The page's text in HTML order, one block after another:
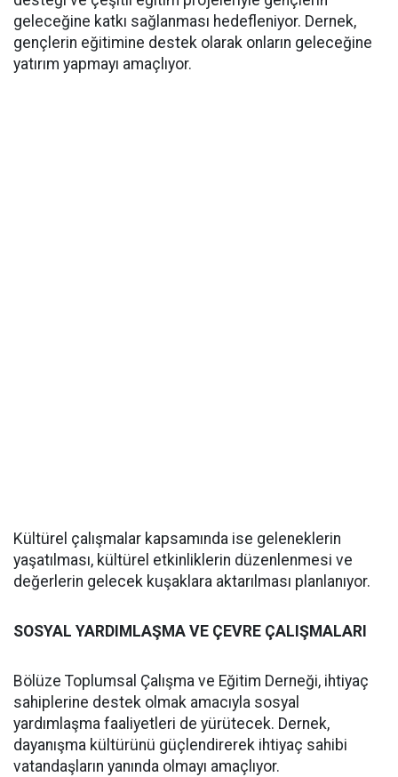
geleceğine katkı sağlanması hedefleniyor. Dernek,
gençlerin eğitimine destek olarak onların geleceğine
yatırım yapmayı amaçlıyor.
Kültürel çalışmalar kapsamında ise geleneklerin
yaşatılması, kültürel etkinliklerin düzenlenmesi ve
değerlerin gelecek kuşaklara aktarılması planlanıyor.
SOSYAL YARDIMLAŞMA VE ÇEVRE ÇALIŞMALARI
Bölüze Toplumsal Çalışma ve Eğitim Derneği, ihtiyaç
sahiplerine destek olmak amacıyla sosyal
yardımlaşma faaliyetleri de yürütecek. Dernek,
dayanışma kültürünü güçlendirerek ihtiyaç sahibi
vatandaşların yanında olmayı amaçlıyor.